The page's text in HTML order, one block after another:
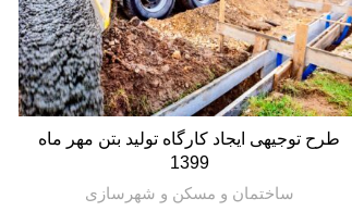
VIEW PRODUCTS
طرح توجیهی ایجاد کارگاه تولید بتن مهر ماه
1399
ساختمان و مسکن و شهرسازی